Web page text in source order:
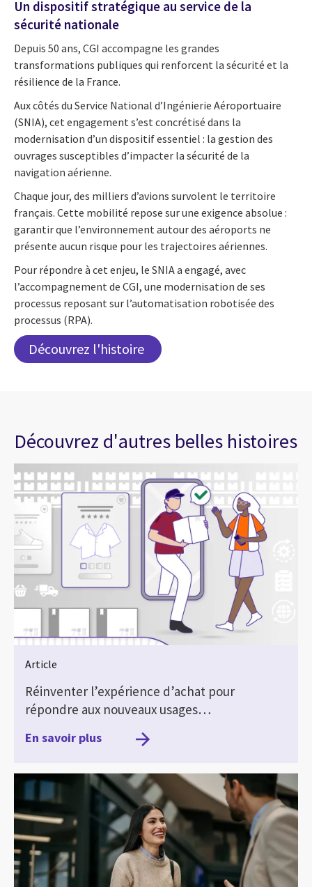
Un dispositif stratégique au service de la
sécurité nationale
Depuis 50 ans, CGI accompagne les grandes
transformations publiques qui renforcent la sécurité et la
résilience de la France.
Aux côtés du Service National d’Ingénierie Aéroportuaire
(SNIA), cet engagement s’est concrétisé dans la
modernisation d’un dispositif essentiel : la gestion des
ouvrages susceptibles d’impacter la sécurité de la
navigation aérienne.
Chaque jour, des milliers d’avions survolent le territoire
français. Cette mobilité repose sur une exigence absolue :
garantir que l’environnement autour des aéroports ne
présente aucun risque pour les trajectoires aériennes.
Pour répondre à cet enjeu, le SNIA a engagé, avec
l’accompagnement de CGI, une modernisation de ses
processus reposant sur l’automatisation robotisée des
processus (RPA).
Découvrez l'histoire
Découvrez d'autres belles histoires
Article
Réinventer l’expérience d’achat pour
répondre aux nouveaux usages…
En savoir plus